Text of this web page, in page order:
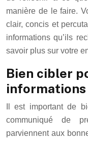
manière de le faire.
clair, concis et
informations qu’ils
savoir plus sur votre
Bien cibler
Il est important de
communiqué de
parviennent aux